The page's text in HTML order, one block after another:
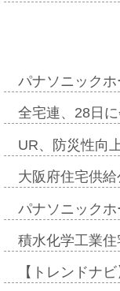
パナソニック
全宅連、28日
UR、防災性向
大阪府住宅供
パナソニック
積水化学工業
【トレンドナ